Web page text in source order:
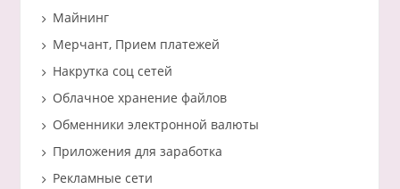
Майнинг
Мерчант, Прием платежей
Накрутка соц сетей
Облачное хранение файлов
Обменники электронной валюты
Приложения для заработка
Рекламные сети